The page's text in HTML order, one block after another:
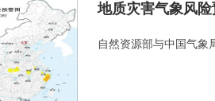
地质灾害气象风
自然资源部与中国气象